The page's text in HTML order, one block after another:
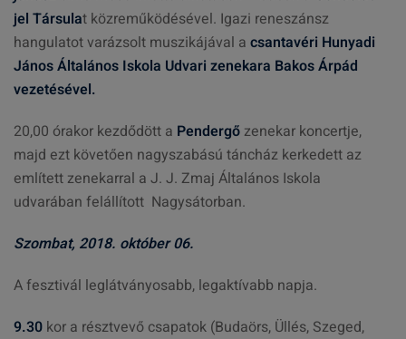
jel Társulat közreműködésével. Igazi reneszánsz
hangulatot varázsolt muszikájával a csantavéri Hunyadi
János Általános Iskola Udvari zenekara Bakos Árpád
vezetésével.
20,00 órakor kezdődött a Pendergő zenekar koncertje,
majd ezt követően nagyszabású táncház kerkedett az
említett zenekarral a J. J. Zmaj Általános Iskola
udvarában felállított Nagysátorban.
Szombat, 2018. október 06.
A fesztivál leglátványosabb, legaktívabb napja.
9.30 kor a résztvevő csapatok (Budaörs, Üllés, Szeged,